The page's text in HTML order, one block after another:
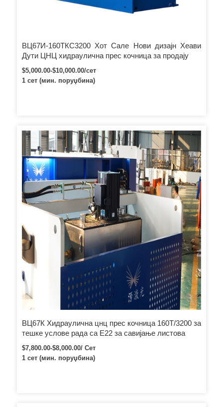
ВЦ67И-160ТКС3200 Хот Сале Нови дизајн Хеави
Дути ЦНЦ хидраулична прес кочница за продају
$5,000.00-$10,000.00/сет
1 сет (мин. поруџбина)
ВЦ67К Хидраулична цнц прес кочница 160Т/3200 за
тешке услове рада са Е22 за савијање листова
$7,800.00-$8,000.00/ Сет
1 сет (мин. поруџбина)